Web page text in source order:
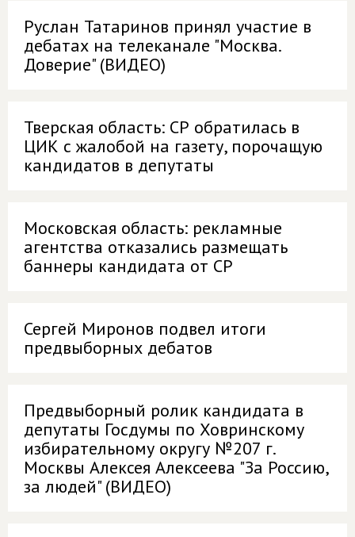
Руслан Татаринов принял участие в
дебатах на телеканале "Москва.
Доверие" (ВИДЕО)
Тверская область: СР обратилась в
ЦИК с жалобой на газету, порочащую
кандидатов в депутаты
Московская область: рекламные
агентства отказались размещать
баннеры кандидата от СР
Сергей Миронов подвел итоги
предвыборных дебатов
Предвыборный ролик кандидата в
депутаты Госдумы по Ховринскому
избирательному округу №207 г.
Москвы Алексея Алексеева "За Россию,
за людей" (ВИДЕО)